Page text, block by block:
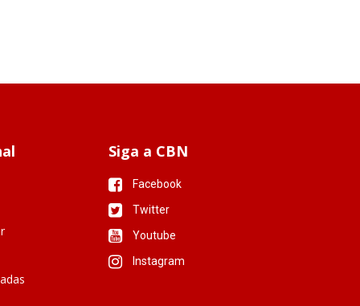
Siga a CBN
Facebook
Twitter
Youtube
Instagram